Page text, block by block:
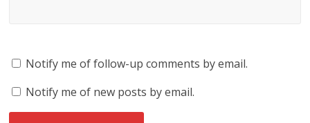
Notify me of follow-up comments by email.
Notify me of new posts by email.